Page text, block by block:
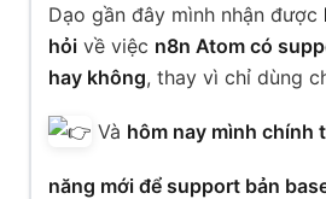
Dạo gần đây mình nhận được
hỏi về việc n8n Atom có
hay không, thay vì chỉ dùng
Và hôm nay mình chính
năng mới để support bản